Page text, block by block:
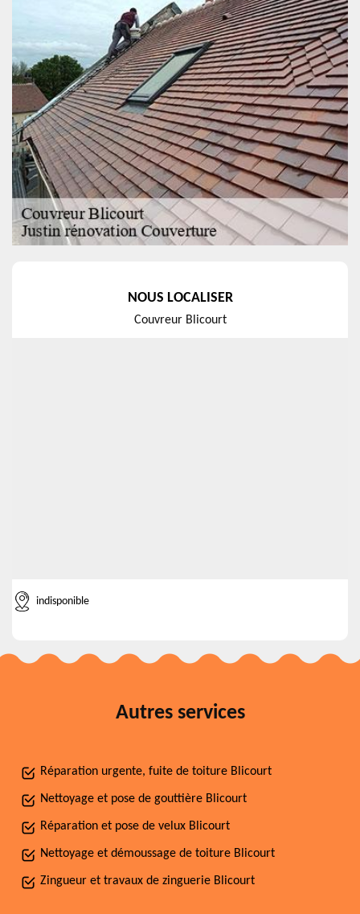
NOUS LOCALISER
Couvreur Blicourt
indisponible
Autres services
Réparation urgente, fuite de toiture Blicourt
Nettoyage et pose de gouttière Blicourt
Réparation et pose de velux Blicourt
Nettoyage et démoussage de toiture Blicourt
Zingueur et travaux de zinguerie Blicourt